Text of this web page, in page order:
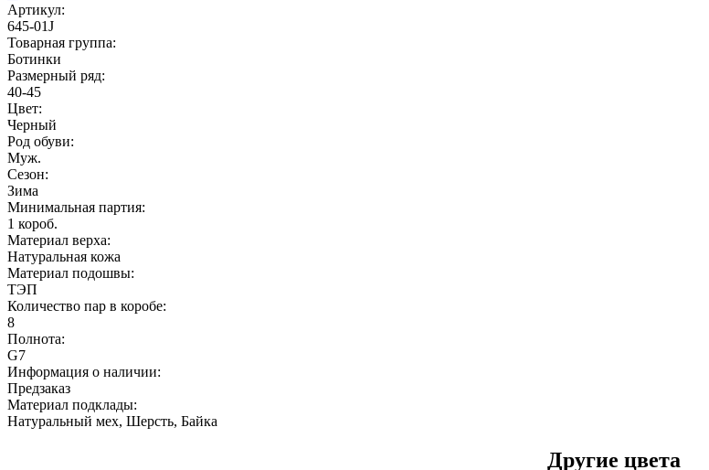
Артикул:
645-01J
Товарная группа:
Ботинки
Размерный ряд:
40-45
Цвет:
Черный
Род обуви:
Муж.
Сезон:
Зима
Минимальная партия:
1 короб.
Материал верха:
Натуральная кожа
Материал подошвы:
ТЭП
Количество пар в коробе:
8
Полнота:
G7
Информация о наличии:
Предзаказ
Материал подклады:
Натуральный мех, Шерсть, Байка
Другие цвета